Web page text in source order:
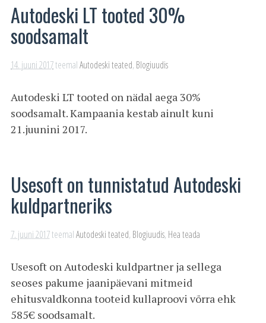
Autodeski LT tooted 30%
soodsamalt
14. juuni 2017teemalAutodeski teated, Blogiuudis
Autodeski LT tooted on nädal aega 30%
soodsamalt. Kampaania kestab ainult kuni
21.juunini 2017.
Usesoft on tunnistatud Autodeski
kuldpartneriks
7. juuni 2017teemalAutodeski teated, Blogiuudis, Hea teada
Usesoft on Autodeski kuldpartner ja sellega
seoses pakume jaanipäevani mitmeid
ehitusvaldkonna tooteid kullaproovi võrra ehk
585€ soodsamalt.